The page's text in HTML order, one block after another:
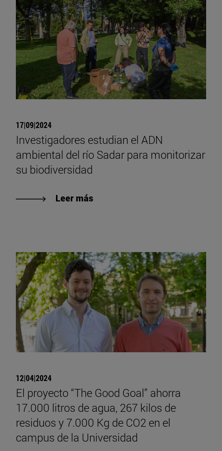
17|09|2024
Investigadores estudian el ADN
ambiental del río Sadar para monitorizar
su biodiversidad
Leer más
12|04|2024
El proyecto “The Good Goal” ahorra
17.000 litros de agua, 267 kilos de
residuos y 7.000 Kg de CO2 en el
campus de la Universidad